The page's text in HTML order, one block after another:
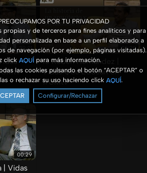
POR TU PRIVACIDAD
propias y de terceros para fines analíticos y para
personalizada en base a un perfil elaborado a
de navegación (por ejemplo, páginas visitadas).
click AQUÍ para más información.
las cookies pulsando el botón “ACEPTAR” o
o rechazar su uso haciendo click AQUÍ.
Configurar/Rechazar
29:01 00:29
10 Rubén Hernández |
Vidas Que Educan en
#UMtv
Hace 9 meses
00:29
| Vidas